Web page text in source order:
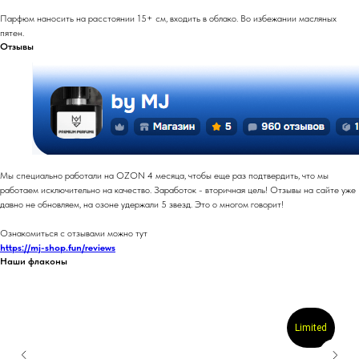
Парфюм наносить на расстоянии 15+ см, входить в облако. Во избежании масляных
пятен.
Отзывы
Мы специально работали на OZON 4 месяца, чтобы еще раз подтвердить, что мы
работаем исключительно на качество. Заработок - вторичная цель! Отзывы на сайте уже
давно не обновляем, на озоне удержали 5 звезд. Это о многом говорит!
Ознакомиться с отзывами можно тут
https://mj-shop.fun/reviews
Наши флаконы
Limited